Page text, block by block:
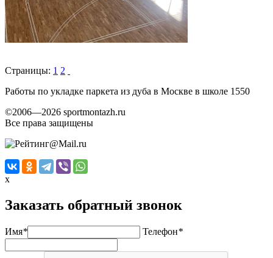
Страницы: 1 2
Работы по укладке паркета из дуба в Москве в школе 1550
©2006—2026 sportmontazh.ru
Все права защищены
x
Заказать обратный звонок
Имя* Телефон*